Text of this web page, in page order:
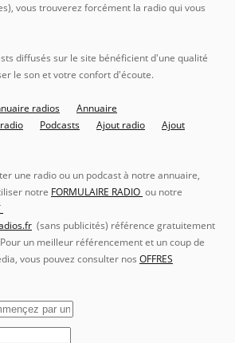
vous trouverez forcément la radio qui vous
diffusés sur le site bénéficient d'une qualité
le son et votre confort d'écoute.
radios
Annuaire
Podcasts Ajout radio
Ajout
une radio ou un podcast à notre annuaire,
notre FORMULAIRE RADIO ou notre
(sans publicités) référence gratuitement
un meilleur référencement et un coup de
vous pouvez consulter nos OFFRES